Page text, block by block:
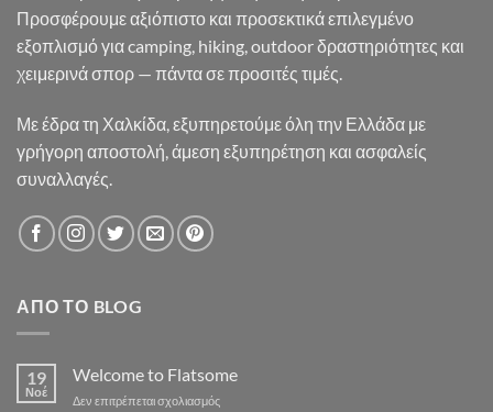
Προσφέρουμε αξιόπιστο και προσεκτικά επιλεγμένο
εξοπλισμό για camping, hiking, outdoor δραστηριότητες και
χειμερινά σπορ — πάντα σε προσιτές τιμές.
Με έδρα τη Χαλκίδα, εξυπηρετούμε όλη την Ελλάδα με
γρήγορη αποστολή, άμεση εξυπηρέτηση και ασφαλείς
συναλλαγές.
ΑΠΌ ΤΟ BLOG
19
Νοέ
Welcome to Flatsome
Δεν επιτρέπεται σχολιασμόςστο